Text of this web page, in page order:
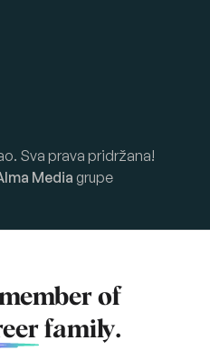
Sva prava pridržana!
Media grupe
of
family.